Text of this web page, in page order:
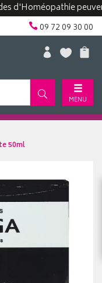
peuvent
09 72 09 30 00
MENU
50ml